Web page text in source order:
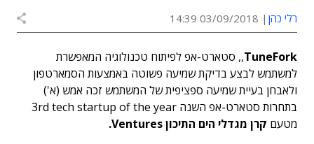
רלי כהן 03/09/2018 14:39
TuneFork,, סטארט-אפ לפיתוח טכנולוגיה המאפשרת
למשתמש לבצע בדיקת שמיעה פשוטה באמצעות הסמארטפון
ולאבחן בעיית שמיעה ספציפית של המשתמש זכה אמש (א')
בתחרות סטארט-אפ השנה 3rd tech startup of the year
מטעם קרן מגדלי הים התיכון Ventures.